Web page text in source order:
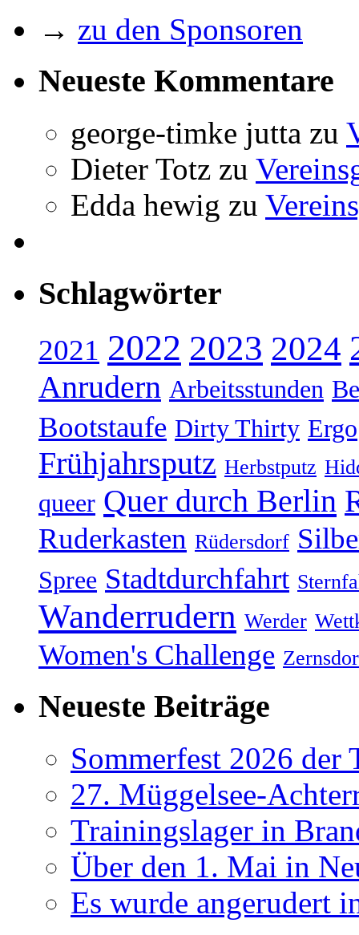
→ zu den Sponsoren
Neueste Kommentare
george-timke jutta zu
Dieter Totz zu
Edda hewig zu
Schlagwörter
2021 2022 2023 2024
Anrudern Arbeitsstunden
Bootstaufe Dirty Thirty Ergo
Frühjahrsputz Herbstputz
queer Quer durch Berlin
Ruderkasten Rüdersdorf
Spree Stadtdurchfahrt
Wanderrudern Werder
Women's Challenge
Neueste Beiträge
Sommerfest 2026 der
27. Müggelsee-
Trainingslager in
Über den 1. Mai in
Es wurde angerudert